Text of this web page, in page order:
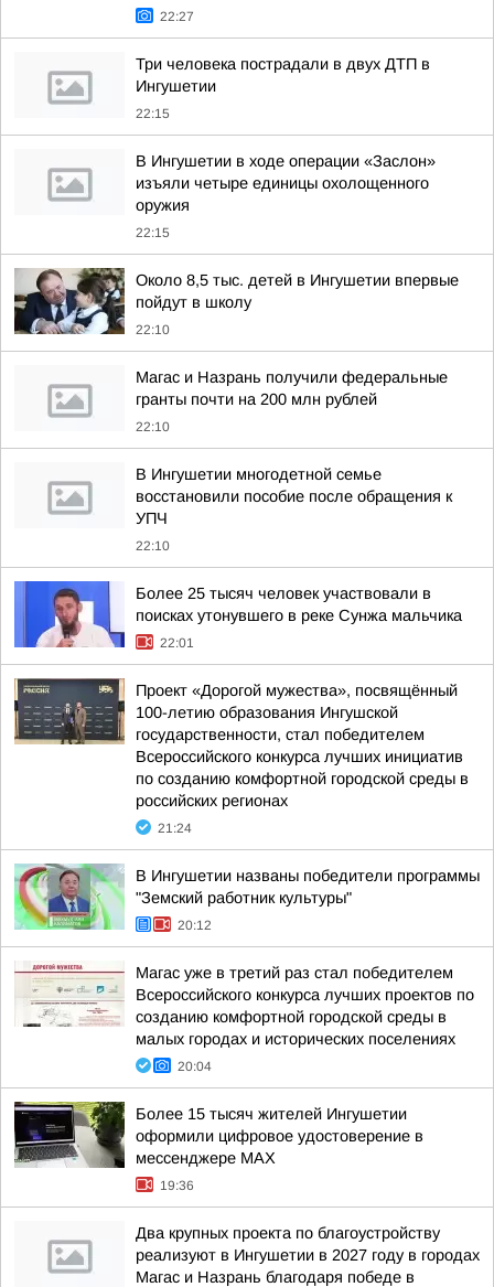
22:27
Три человека пострадали в двух ДТП в
Ингушетии
22:15
В Ингушетии в ходе операции «Заслон»
изъяли четыре единицы охолощенного
оружия
22:15
Около 8,5 тыс. детей в Ингушетии впервые
пойдут в школу
22:10
Магас и Назрань получили федеральные
гранты почти на 200 млн рублей
22:10
В Ингушетии многодетной семье
восстановили пособие после обращения к
УПЧ
22:10
Более 25 тысяч человек участвовали в
поисках утонувшего в реке Сунжа мальчика
22:01
Проект «Дорогой мужества», посвящённый
100-летию образования Ингушской
государственности, стал победителем
Всероссийского конкурса лучших инициатив
по созданию комфортной городской среды в
российских регионах
21:24
В Ингушетии названы победители программы
"Земский работник культуры"
20:12
Магас уже в третий раз стал победителем
Всероссийского конкурса лучших проектов по
созданию комфортной городской среды в
малых городах и исторических поселениях
20:04
Более 15 тысяч жителей Ингушетии
оформили цифровое удостоверение в
мессенджере MAX
19:36
Два крупных проекта по благоустройству
реализуют в Ингушетии в 2027 году в городах
Магас и Назрань благодаря победе в